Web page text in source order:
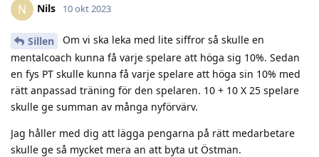
N Nils 10 okt 2023
Sillen
Om vi ska leka med lite siffror så skulle en
mentalcoach kunna få varje spelare att höga sig 10%. Sedan
en fys PT skulle kunna få varje spelare att höga sin 10% med
rätt anpassad träning för den spelaren. 10 + 10 X 25 spelare
skulle ge summan av många nyförvärv.
Jag håller med dig att lägga pengarna på rätt medarbetare
skulle ge så mycket mera an att byta ut Östman.